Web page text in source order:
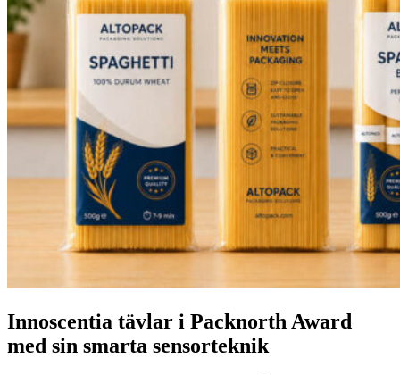
Innoscentia tävlar i Packnorth Award
med sin smarta sensorteknik